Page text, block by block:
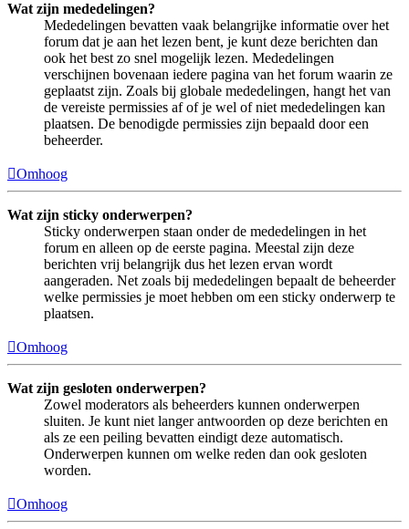
Wat zijn mededelingen?
Mededelingen bevatten vaak belangrijke informatie over het
forum dat je aan het lezen bent, je kunt deze berichten dan
ook het best zo snel mogelijk lezen. Mededelingen
verschijnen bovenaan iedere pagina van het forum waarin ze
geplaatst zijn. Zoals bij globale mededelingen, hangt het van
de vereiste permissies af of je wel of niet mededelingen kan
plaatsen. De benodigde permissies zijn bepaald door een
beheerder.
Omhoog
Wat zijn sticky onderwerpen?
Sticky onderwerpen staan onder de mededelingen in het
forum en alleen op de eerste pagina. Meestal zijn deze
berichten vrij belangrijk dus het lezen ervan wordt
aangeraden. Net zoals bij mededelingen bepaalt de beheerder
welke permissies je moet hebben om een sticky onderwerp te
plaatsen.
Omhoog
Wat zijn gesloten onderwerpen?
Zowel moderators als beheerders kunnen onderwerpen
sluiten. Je kunt niet langer antwoorden op deze berichten en
als ze een peiling bevatten eindigt deze automatisch.
Onderwerpen kunnen om welke reden dan ook gesloten
worden.
Omhoog